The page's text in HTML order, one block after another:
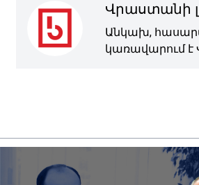
Վրաստանի
Անկախ,
կառավարում է